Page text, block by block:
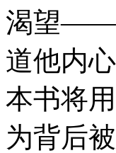
渴望——
道他内
本书将
为背后